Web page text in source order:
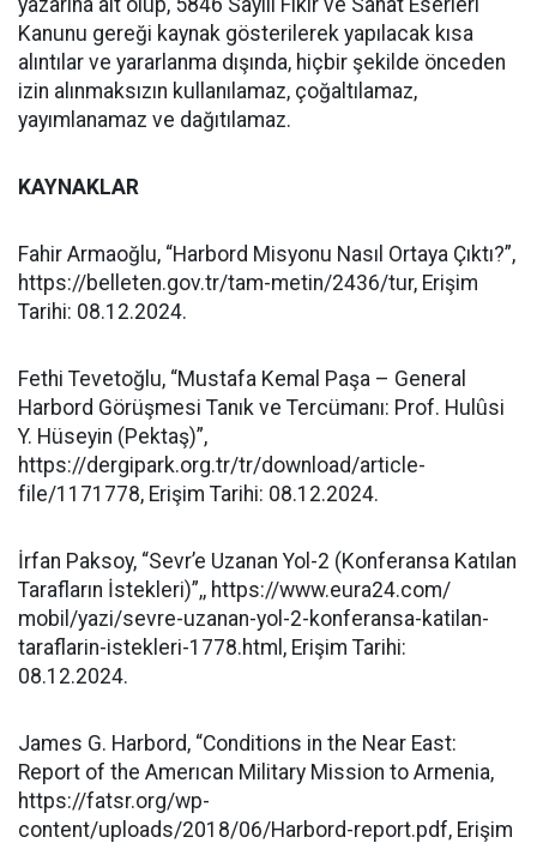
yazarına ait olup, 5846 Sayılı Fikir ve Sanat Eserleri
Kanunu gereği kaynak gösterilerek yapılacak kısa
alıntılar ve yararlanma dışında, hiçbir şekilde önceden
izin alınmaksızın kullanılamaz, çoğaltılamaz,
yayımlanamaz ve dağıtılamaz.
KAYNAKLAR
Fahir Armaoğlu, “Harbord Misyonu Nasıl Ortaya Çıktı?”,
https://belleten.gov.tr/tam-metin/2436/tur, Erişim
Tarihi: 08.12.2024.
Fethi Tevetoğlu, “Mustafa Kemal Paşa – General
Harbord Görüşmesi Tanık ve Tercümanı: Prof. Hulûsi
Y. Hüseyin (Pektaş)”,
https://dergipark.org.tr/tr/download/article-
file/1171778, Erişim Tarihi: 08.12.2024.
İrfan Paksoy, “Sevr’e Uzanan Yol-2 (Konferansa Katılan
Tarafların İstekleri)”,, https://www.eura24.com/
mobil/yazi/sevre-uzanan-yol-2-konferansa-katilan-
taraflarin-istekleri-1778.html, Erişim Tarihi:
08.12.2024.
James G. Harbord, “Conditions in the Near East:
Report of the Amerıcan Military Mission to Armenia,
https://fatsr.org/wp-
content/uploads/2018/06/Harbord-report.pdf, Erişim